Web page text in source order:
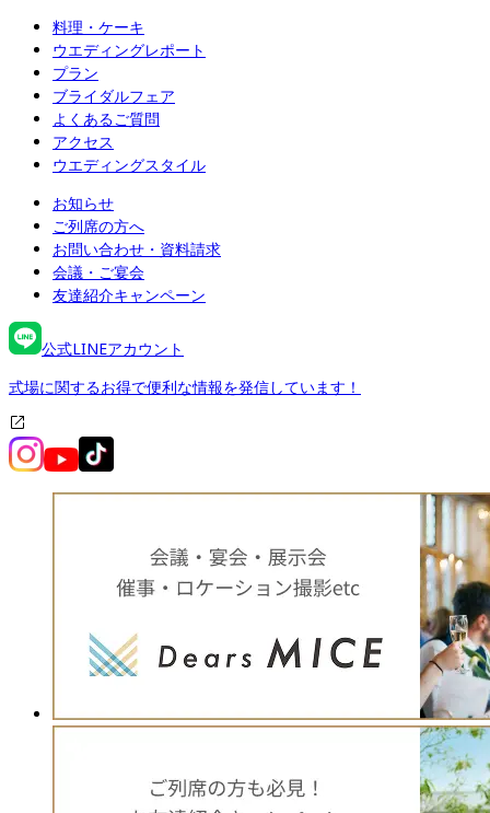
料理・ケーキ
ウエディングレポート
プラン
ブライダルフェア
よくあるご質問
アクセス
ウエディングスタイル
お知らせ
ご列席の方へ
お問い合わせ・資料請求
会議・ご宴会
友達紹介キャンペーン
公式LINEアカウント
式場に関するお得で便利な情報を発信しています！